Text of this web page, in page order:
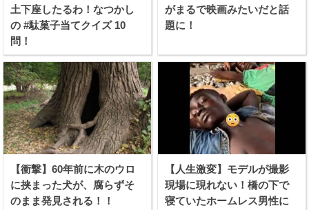
土下座したるわ！なつかし
の #駄菓子当てクイズ 10
問！
がまるで映画みたいだと話
題に！
【衝撃】60年前に木のウロ
に挟まった犬が、腐らずそ
のまま発見される！！
【人生激変】モデルが撮影
現場に現れない！橋の下で
寝ていたホームレス男性に